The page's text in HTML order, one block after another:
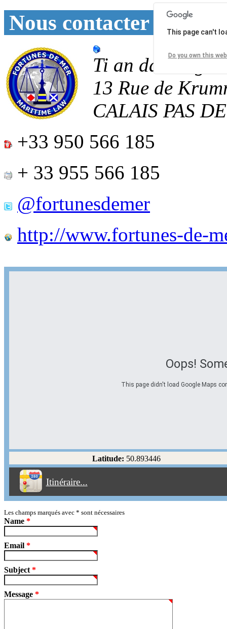
Nous contacter
Ti an
13 Rue de
CALAIS PAS
+33 950 566 185
+ 33 955 566 185
@fortunesdemer
http://www.fortunes-de-
Oops!
This page didn't load Google Maps
This page can't
Do you own this
Latitude: 50.893446
Itinéraire...
Éviter les autoroutes
Éviter les péages
Partir! Reset
Les champs marqués avec * sont nécessaires
Name *
Email *
Subject *
Message *